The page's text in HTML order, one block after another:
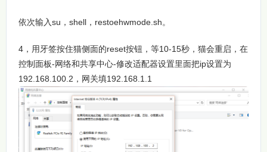
依次输入su，shell，restoehwmode.sh。
4，用牙签按住猫侧面的reset按钮，等10-15秒，猫会重启，在
控制面板-网络和共享中心-修改适配器设置里面把ip设置为
192.168.100.2，网关填192.168.1.1